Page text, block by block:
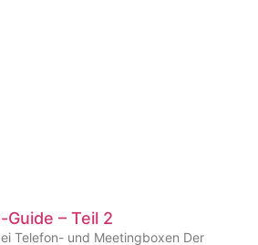
– Teil 2
Telefon- und Meetingboxen Der